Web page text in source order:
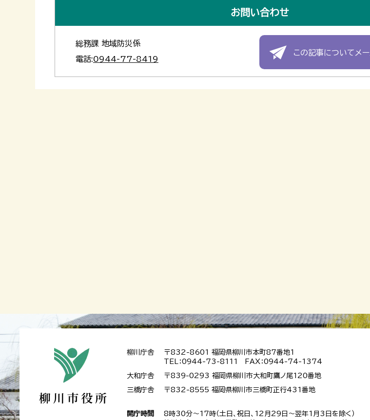
お問い合わせ
総務課 地域防災係
電話:0944-77-8419
この記事についてメ
柳川庁舎
〒832-8601 福岡県柳川市本町87番地1
TEL：0944-73-8111 FAX：0944-74-1374
大和庁舎 〒839-0293 福岡県柳川市大和町鷹ノ尾120番地
三橋庁舎 〒832-8555 福岡県柳川市三橋町正行431番地
開庁時間
8時30分～17時（土日、祝日、12月29日～翌年1月3日を除く）